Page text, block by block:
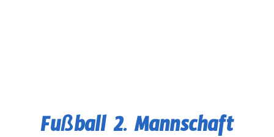
Fußball 2. Mannschaft